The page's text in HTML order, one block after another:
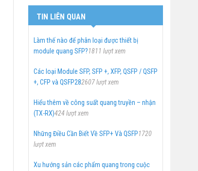
TIN LIÊN QUAN
Làm thế nào để phân loại được thiết bị
module quang SFP?1811 lượt xem
Các loại Module SFP, SFP +, XFP, QSFP / QSFP
+, CFP và QSFP282607 lượt xem
Hiểu thêm về công suất quang truyền – nhận
(TX-RX)424 lượt xem
Những Điều Cần Biết Về SFP+ Và QSFP1720
lượt xem
Xu hướng sản các phẩm quang trong cuộc